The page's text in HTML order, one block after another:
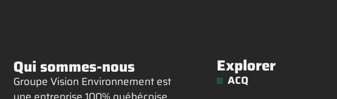
Qui sommes-nous
Groupe Vision Environnement est
Explorer
ACQ